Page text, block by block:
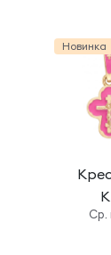
Новинка
Cр.